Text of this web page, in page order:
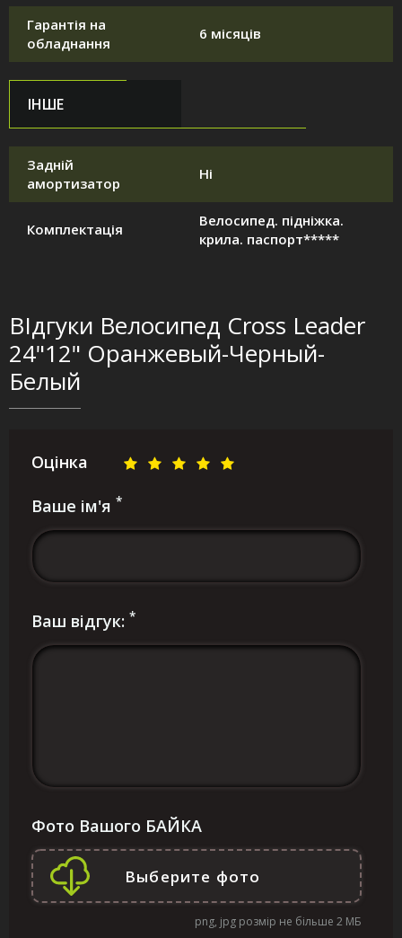
Гарантія на
обладнання
6 місяців
ІНШЕ
Задній
амортизатор
Ні
Комплектація
Велосипед. підніжка.
крила. паспорт*****
ВІдгуки Велосипед Cross Leader
24"12" Оранжевый-Черный-
Белый
Оцінка
Ваше ім'я *
Ваш відгук: *
Фото Вашого БАЙКА
png, jpg розмір не більше 2 МБ